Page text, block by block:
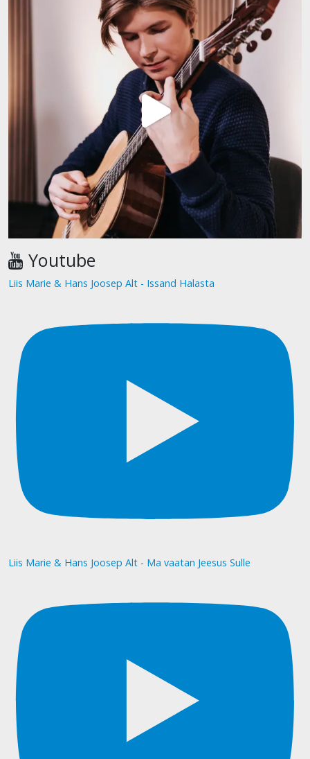
Youtube
Liis Marie & Hans Joosep Alt - Issand Halasta
Liis Marie & Hans Joosep Alt - Ma vaatan Jeesus Sulle